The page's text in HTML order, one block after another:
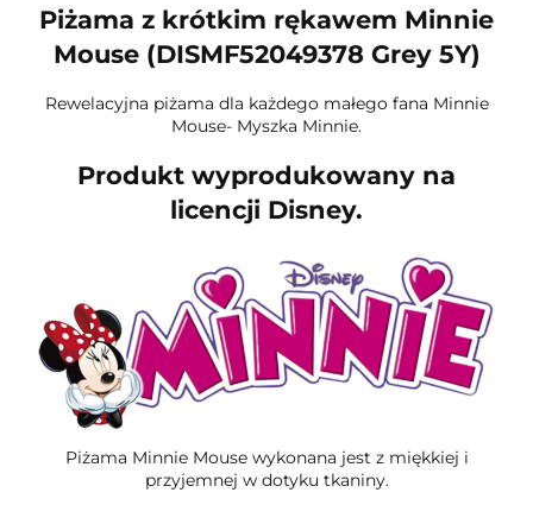
Piżama z krótkim rękawem Minnie
Mouse (DISMF52049378 Grey 5Y)
Rewelacyjna piżama dla każdego małego fana Minnie
Mouse- Myszka Minnie.
Produkt wyprodukowany na
licencji Disney.
Piżama Minnie Mouse wykonana jest z miękkiej i
przyjemnej w dotyku tkaniny.